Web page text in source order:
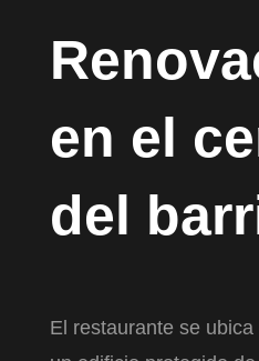
en el
del
El restaurante se